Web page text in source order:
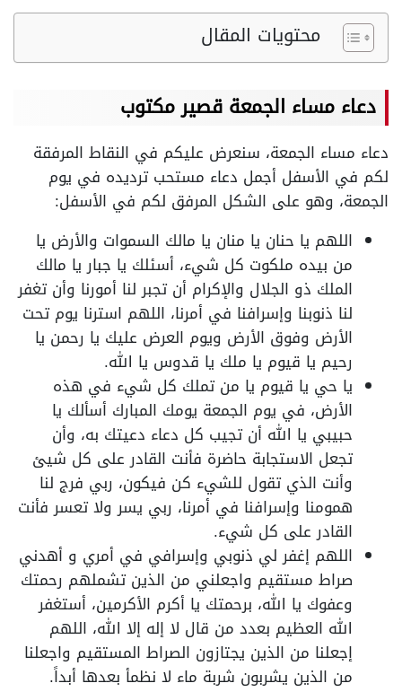
محتويات المقال
دعاء مساء الجمعة قصير مكتوب
دعاء مساء الجمعة، سنعرض عليكم في النقاط المرفقة
لكم في الأسفل أجمل دعاء مستحب ترديده في يوم
الجمعة، وهو على الشكل المرفق لكم في الأسفل:
اللهم يا حنان يا منان يا مالك السموات والأرض يا
من بيده ملكوت كل شيء، أسئلك يا جبار يا مالك
الملك ذو الجلال والإكرام أن تجبر لنا أمورنا وأن تغفر
لنا ذنوبنا وإسرافنا في أمرنا، اللهم استرنا يوم تحت
الأرض وفوق الأرض ويوم العرض عليك يا رحمن يا
رحيم يا قيوم يا ملك يا قدوس يا الله.
يا حي يا قيوم يا من تملك كل شيء في هذه
الأرض، في يوم الجمعة يومك المبارك أسألك يا
حبيبي يا الله أن تجيب كل دعاء دعيتك به، وأن
تجعل الاستجابة حاضرة فأنت القادر على كل شيئ
وأنت الذي تقول للشيء كن فيكون، ربي فرج لنا
همومنا وإسرافنا في أمرنا، ربي يسر ولا تعسر فأنت
القادر على كل شيء.
اللهم إغفر لي ذنوبي وإسرافي في أمري و أهدني
صراط مستقيم واجعلني من الذين تشملهم رحمتك
وعفوك يا الله، برحمتك يا أكرم الأكرمين، أستغفر
الله العظيم بعدد من قال لا إله إلا الله، اللهم
إجعلنا من الذين يجتازون الصراط المستقيم واجعلنا
من الذين يشربون شربة ماء لا نظمأ بعدها أبداً.